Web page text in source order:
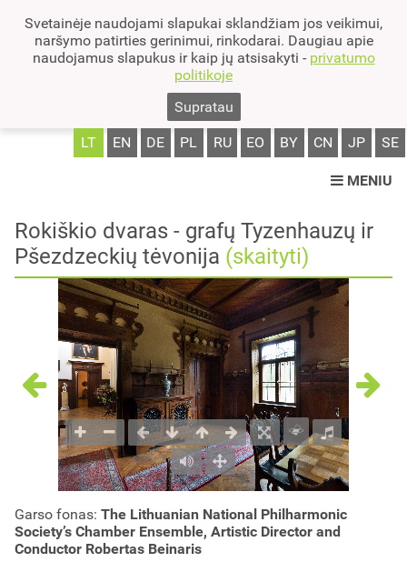
Svetainėje naudojami slapukai sklandžiam jos veikimui,
naršymo patirties gerinimui, rinkodarai. Daugiau apie
naudojamus slapukus ir kaip jų atsisakyti - privatumo
politikoje
Supratau
LT EN DE PL RU EO BY CN JP SE
MENIU
Rokiškio dvaras - grafų Tyzenhauzų ir
Pšezdzeckių tėvonija (skaityti)
Garso fonas: The Lithuanian National Philharmonic
Society’s Chamber Ensemble, Artistic Director and
Conductor Robertas Beinaris